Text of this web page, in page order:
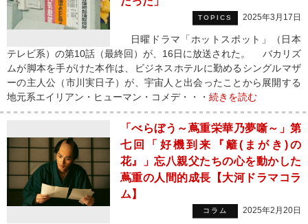
TOPICS 2025年3月17日
日曜ドラマ「ホットスポット」（日本
テレビ系）の第10話（最終回）が、16日に放送された。 バカリズ
ムが脚本を手がけた本作は、ビジネスホテルに勤めるシングルマザ
ーの主人公（市川実日子）が、宇宙人と出会ったことから展開する
地元系エイリアン・ヒューマン・コメデ・・・ 続きを読む
「べらぼう～蔦重栄華乃夢噺～」第
七回「好機到来『籬(まがき)の
花』」忘八親父たちの心を動かした
蔦重の人間的成長【大河ドラマコラ
ム】
コラム 2025年2月20日